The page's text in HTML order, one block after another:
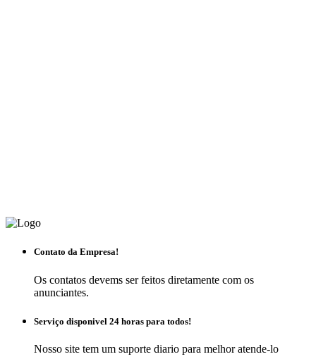
Contato da Empresa!
Os contatos devems ser feitos diretamente com os
anunciantes.
Serviço disponivel 24 horas para todos!
Nosso site tem um suporte diario para melhor atende-lo